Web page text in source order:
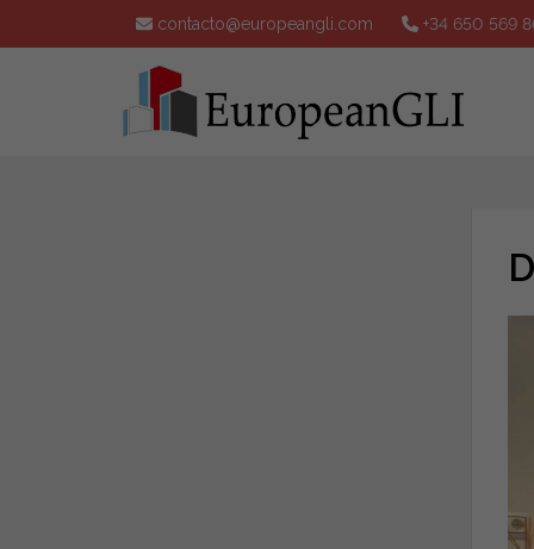
contacto@europeangli.com +34 650 569